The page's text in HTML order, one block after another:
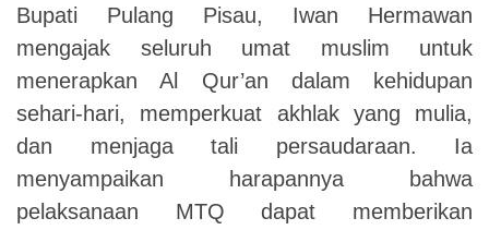
Bupati Pulang Pisau, Iwan Hermawan
mengajak seluruh umat muslim untuk
menerapkan Al Qur’an dalam kehidupan
sehari-hari, memperkuat akhlak yang mulia,
dan menjaga tali persaudaraan. Ia
menyampaikan harapannya bahwa
pelaksanaan MTQ dapat memberikan